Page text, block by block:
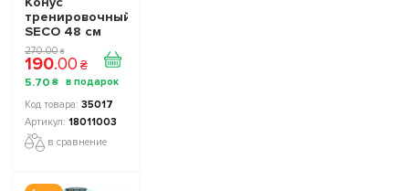
тренировочный
SECO 48 см
цвет: красный
270.00 ₴
190.00 ₴
5.70 ₴
35017
18011003
в сравнение